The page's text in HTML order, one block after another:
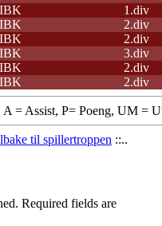
1.div
2.div
2.div
3.div
2.div
2.div
= Assist, P= Poeng, UM =
til spillertroppen ::..
Required fields are